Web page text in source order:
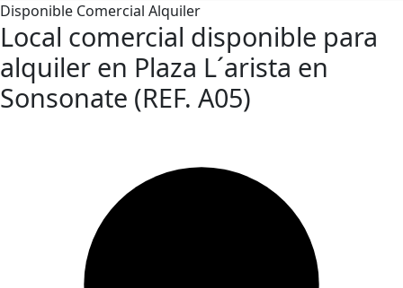
Disponible Comercial Alquiler
Local comercial disponible para
alquiler en Plaza L´arista en
Sonsonate (REF. A05)